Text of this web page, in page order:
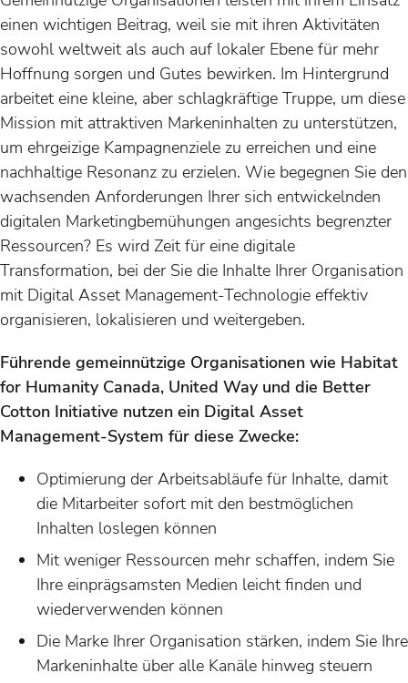
einen wichtigen Beitrag, weil sie mit ihren Aktivitäten
sowohl weltweit als auch auf lokaler Ebene für mehr
Hoffnung sorgen und Gutes bewirken. Im Hintergrund
arbeitet eine kleine, aber schlagkräftige Truppe, um diese
Mission mit attraktiven Markeninhalten zu unterstützen,
um ehrgeizige Kampagnenziele zu erreichen und eine
nachhaltige Resonanz zu erzielen. Wie begegnen Sie den
wachsenden Anforderungen Ihrer sich entwickelnden
digitalen Marketingbemühungen angesichts begrenzter
Ressourcen? Es wird Zeit für eine digitale
Transformation, bei der Sie die Inhalte Ihrer Organisation
mit Digital Asset Management-Technologie effektiv
organisieren, lokalisieren und weitergeben.
Führende gemeinnützige Organisationen wie Habitat
for Humanity Canada, United Way und die Better
Cotton Initiative nutzen ein Digital Asset
Management-System für diese Zwecke:
Optimierung der Arbeitsabläufe für Inhalte, damit
die Mitarbeiter sofort mit den bestmöglichen
Inhalten loslegen können
Mit weniger Ressourcen mehr schaffen, indem Sie
Ihre einprägsamsten Medien leicht finden und
wiederverwenden können
Die Marke Ihrer Organisation stärken, indem Sie Ihre
Markeninhalte über alle Kanäle hinweg steuern